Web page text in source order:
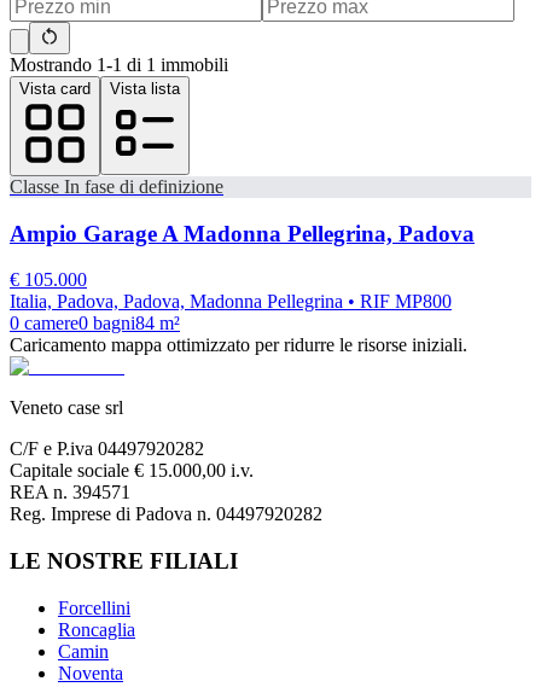
Mostrando 1-1 di 1 immobili
Vista card Vista lista
Classe In fase di definizione
Ampio Garage A Madonna Pellegrina, Padova
€ 105.000
Italia, Padova, Padova, Madonna Pellegrina • RIF MP800
0 camere0 bagni84 m²
Caricamento mappa ottimizzato per ridurre le risorse iniziali.
Veneto case srl
C/F e P.iva 04497920282
Capitale sociale € 15.000,00 i.v.
REA n. 394571
Reg. Imprese di Padova n. 04497920282
LE NOSTRE FILIALI
Forcellini
Roncaglia
Camin
Noventa